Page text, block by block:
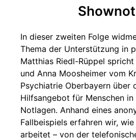
In dieser zweiten Folge
Thema der Unterstützung in
Matthias Riedl-Rüppel
und Anna Moosheimer vom
Psychiatrie Oberbayern über
Hilfsangebot für Menschen in
Notlagen. Anhand eines
Fallbeispiels erfahren wir,
arbeitet – von der